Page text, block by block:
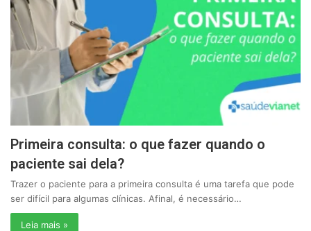
Primeira consulta: o que fazer quando o
paciente sai dela?
Trazer o paciente para a primeira consulta é uma tarefa que pode
ser difícil para algumas clínicas. Afinal, é necessário…
Leia mais »